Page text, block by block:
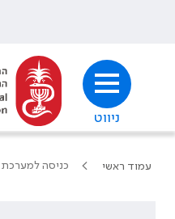
ניווט
עמוד ראשי כניסה למערכת